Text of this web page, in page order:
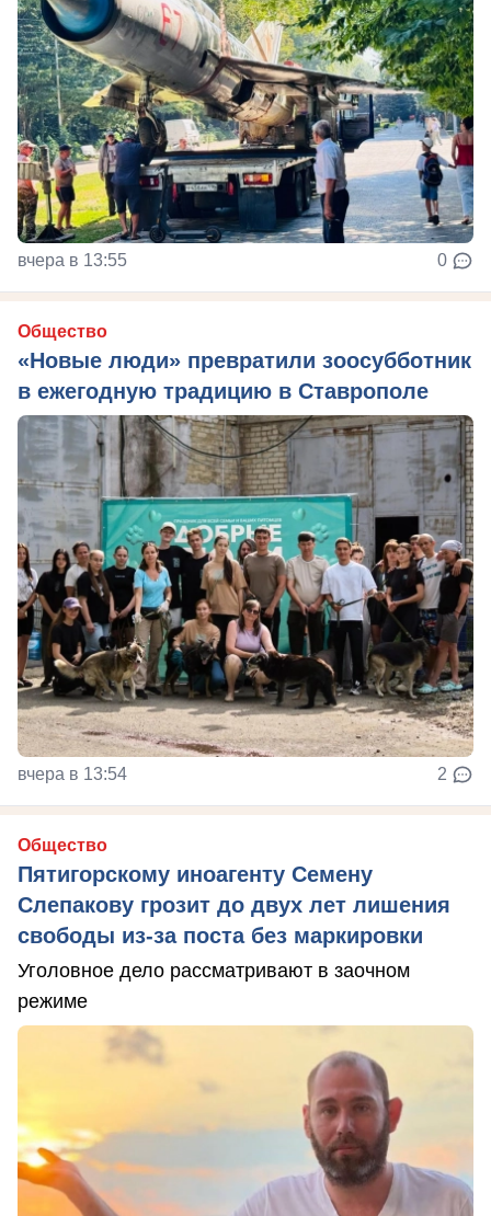
вчера в 13:55 0
Общество
«Новые люди» превратили зоосубботник
в ежегодную традицию в Ставрополе
вчера в 13:54 2
Общество
Пятигорскому иноагенту Семену
Слепакову грозит до двух лет лишения
свободы из-за поста без маркировки
Уголовное дело рассматривают в заочном
режиме